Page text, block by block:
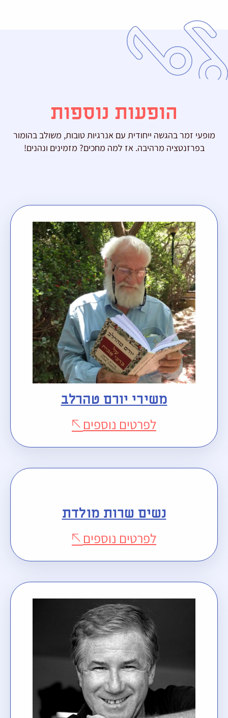
הופעות נוספות
מופעי זמר בהגשה ייחודית עם אנרגיות טובות, משולב בהומור
בפרזנטציה מרהיבה. אז למה מחכים? מזמינים ונהנים!
משירי יורם טהרלב
לפרטים נוספים
נשים שרות מולדת
לפרטים נוספים